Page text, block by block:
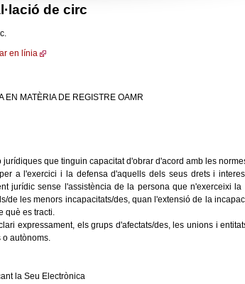
de circ
en línia
EN MATÈRIA DE REGISTRE OAMR
jurídiques que tinguin capacitat d'obrar d'acord amb les
a l'exercici i la defensa d'aquells dels seus drets i
jurídic sense l'assistència de la persona que n'exerceixi
de les menors incapacitats/des, quan l'extensió de la
què es tracti.
expressament, els grups d'afectats/des, les unions i
autònoms.
la Seu Electrònica